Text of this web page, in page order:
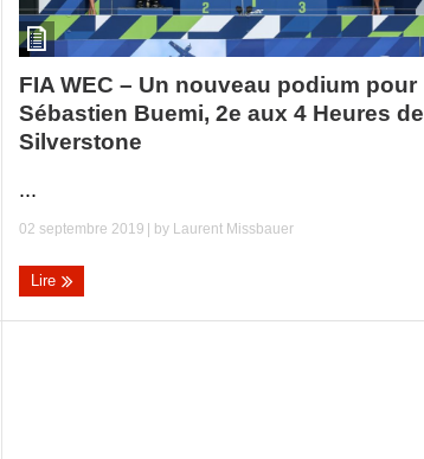
FIA WEC – Un nouveau podium pour
Sébastien Buemi, 2e aux 4 Heures de
Silverstone
...
02 septembre 2019 | by Laurent Missbauer
Lire
du Musée Porsche